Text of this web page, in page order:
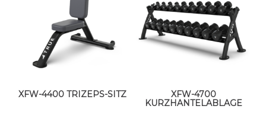
XFW-4400 TRIZEPS-SITZ
XFW-4700
KURZHANTELABLAGE